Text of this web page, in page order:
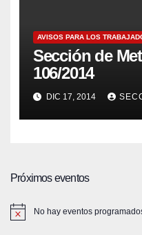
AVISOS PARA LOS
Sección de
106/2014
DIC 17, 2014
Próximos eventos
No hay eventos